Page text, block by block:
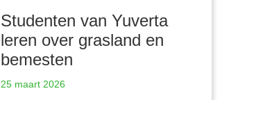
Studenten van Yuverta
leren over grasland en
bemesten
25 maart 2026